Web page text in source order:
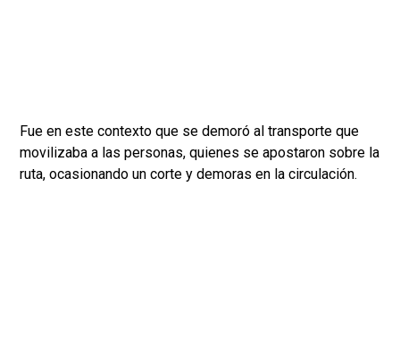
Fue en este contexto que se demoró al transporte que
movilizaba a las personas, quienes se apostaron sobre la
ruta, ocasionando un corte y demoras en la circulación.